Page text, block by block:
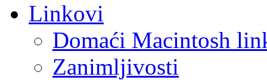
Linkovi
Domaći Macintosh
Zanimljivosti